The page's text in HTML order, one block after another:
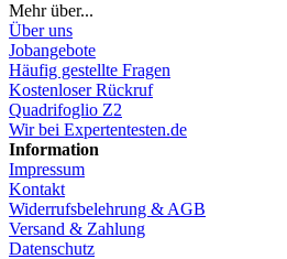
Mehr über...
Über uns
Jobangebote
Häufig gestellte Fragen
Kostenloser Rückruf
Quadrifoglio Z2
Wir bei Expertentesten.de
Information
Impressum
Kontakt
Widerrufsbelehrung & AGB
Versand & Zahlung
Datenschutz